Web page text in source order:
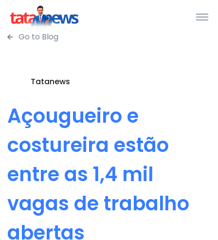
Go to Blog
Tatanews
Açougueiro e
costureira estão
entre as 1,4 mil
vagas de trabalho
abertas